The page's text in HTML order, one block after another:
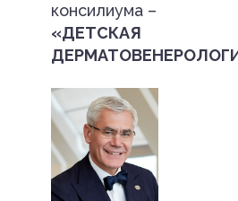
консилиума –
«ДЕТСКАЯ